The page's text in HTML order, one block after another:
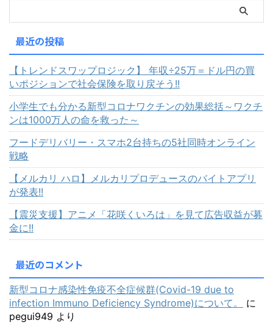
最近の投稿
【トレンドスワップロジック】 年収÷25万＝ドル円の買
いポジションで社会保険を取り戻そう!!
小学生でも分かる新型コロナワクチンの効果総括～ワクチ
ンは1000万人の命を救った～
フードデリバリー・スマホ2台持ちの5社同時オンライン
戦略
【メルカリ ハロ】メルカリプロデュースのバイトアプリ
が発表!!
【震災支援】アニメ「花咲くいろは」を見て広告収益が募
金に!!
最近のコメント
新型コロナ感染性免疫不全症候群(Covid-19 due to
infection Immuno Deficiency Syndrome)について。
に
pegui949 より